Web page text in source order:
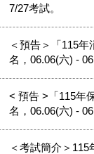
7/27考試。
＜預告＞「115
名，06.06(六) -
< 預告 >「115年
名，06.06(六) -
＜考試簡介＞